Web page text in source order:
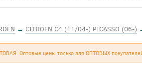
→ CITROEN C4 (11/04-) PICASSO (06-)
Оптовые цены только для ОПТОВЫХ